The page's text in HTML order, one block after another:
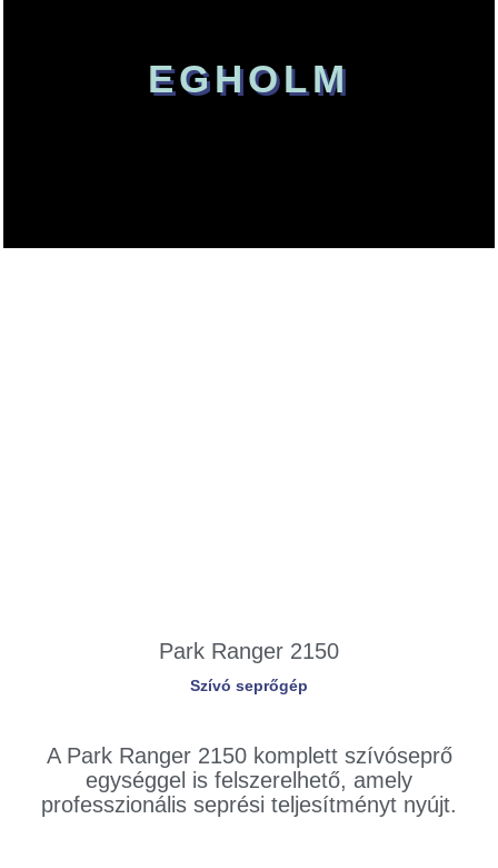
EGHOLM
Park Ranger 2150
Szívó seprőgép
A Park Ranger 2150 komplett szívóseprő
egységgel is felszerelhető, amely
professzionális seprési teljesítményt nyújt.